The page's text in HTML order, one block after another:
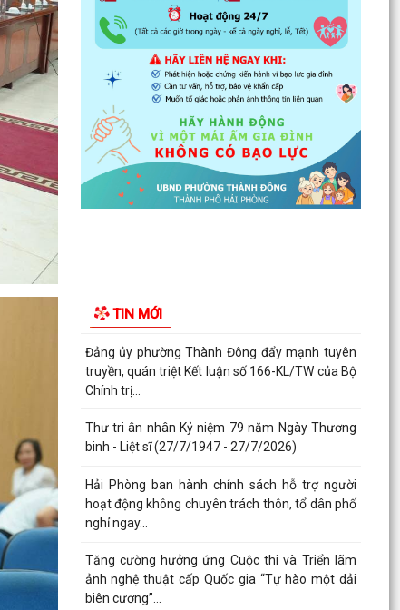
TIN MỚI
Phường Thành Đông tăng cương phân loại chất
thải rắn sinh hoạt tại nguồn: Hành động nhỏ, ý
nghĩa...
Phường Thành Đông tuyên truyền chương trình
tuyển chọn thực tập sinh nữ đi thực tập kỹ thuật
tại...
Phường Thành Đông tham dự Hội nghị trực
05 năm theo...
Đảng ủy phường Thành Đông đẩy mạnh tuyên
truyền, quán triệt Kết luận số 166-KL/TW của Bộ
Chính trị...
Thư tri ân nhân Kỷ niệm 79 năm Ngày Thương
binh - Liệt sĩ (27/7/1947 - 27/7/2026)
Hải Phòng ban hành chính sách hỗ trợ người
hoạt động không chuyên trách thôn, tổ dân phố
nghỉ ngay...
Tăng cường hưởng ứng Cuộc thi và Triển lãm
ảnh nghệ thuật cấp Quốc gia “Tự hào một dải
biên cương”...